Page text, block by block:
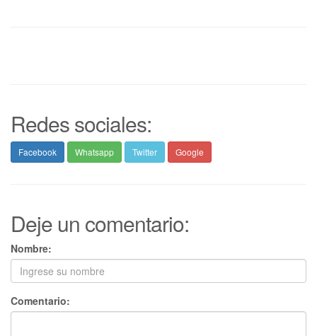
Redes sociales:
Facebook Whatsapp Twitter Google
Deje un comentario:
Nombre:
Comentario: